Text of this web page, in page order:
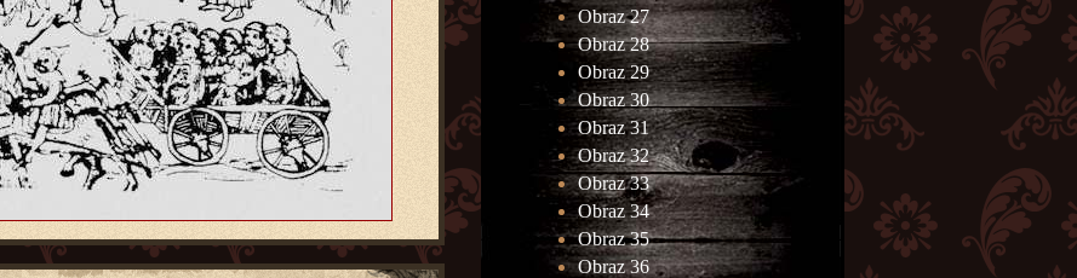
Obraz 27
Obraz 28
Obraz 29
Obraz 30
Obraz 31
Obraz 32
Obraz 33
Obraz 34
Obraz 35
Obraz 36